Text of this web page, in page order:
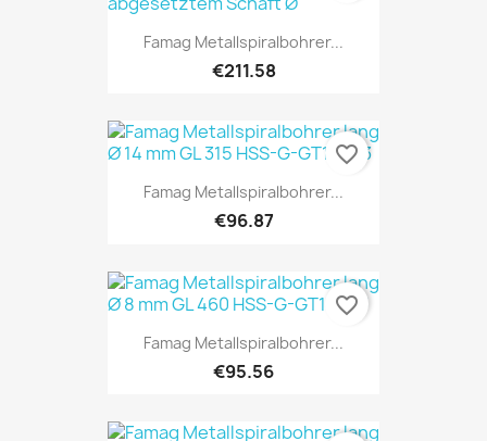
Famag Metallspiralbohrer...
€211.58
Famag Metallspiralbohrer...
€96.87
favorite_border
Famag Metallspiralbohrer...
€95.56
favorite_border